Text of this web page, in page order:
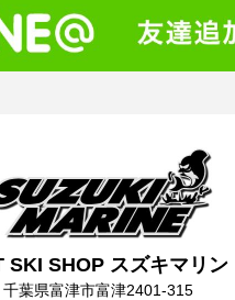
SKI SHOP スズキマリン
千葉県富津市富津2401-315